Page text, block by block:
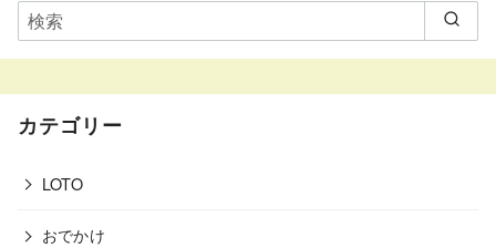
カテゴリー
LOTO
おでかけ